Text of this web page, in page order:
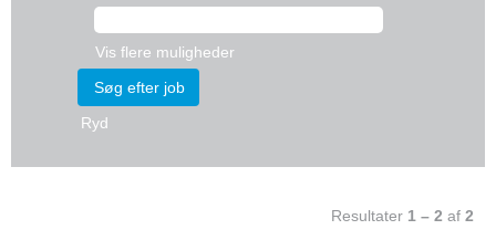
Vis flere muligheder
Ryd
Resultater 1 – 2 af 2